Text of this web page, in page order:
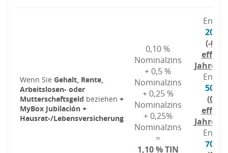
Wenn Sie Gehalt, Rente,
Arbeitslosen- oder
Mutterschaftsgeld beziehen +
MyBox Jubilación +
Hausrat-/Lebensversicherung
0,10 %
Nominalzins
+ 0,5 %
Nominalzins
+ 0,25 %
Nominalzins
+ 0,25%
Nominalzins
=
1,10 % TIN
(-
(0,60